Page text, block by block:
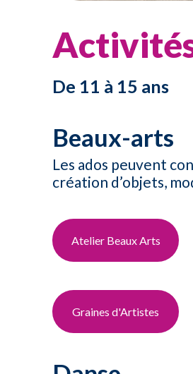
De 11 à 15 ans​
Beaux-arts
Les ados peuvent
création d’objets,
Atelier Beaux Arts
Graines d'Artistes